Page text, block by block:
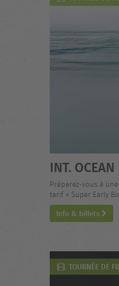
INT.
Préparez-vous à
tarif « Super Early
Info & billets
TOURNÉE DE